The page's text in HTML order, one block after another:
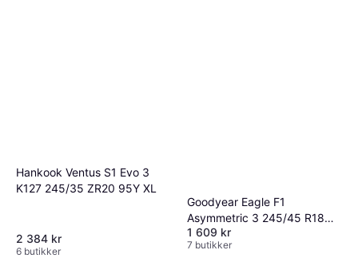
Hankook Ventus S1 Evo 3
K127 245/35 ZR20 95Y XL
2 384 kr
6 butikker
Goodyear Eagle F1
Asymmetric 3 245/45 R18
96W
1 609 kr
7 butikker